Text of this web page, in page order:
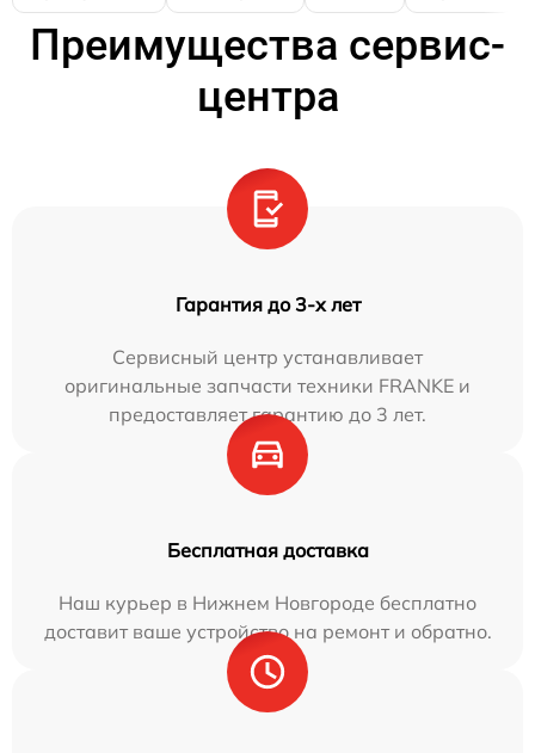
Преимущества сервис-
центра
Гарантия до 3-х лет
Сервисный центр устанавливает
оригинальные запчасти техники FRANKE и
предоставляет гарантию до 3 лет.
Бесплатная доставка
Наш курьер в Нижнем Новгороде бесплатно
доставит ваше устройство на ремонт и обратно.